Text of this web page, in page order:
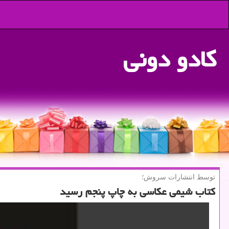
كادو دونی
توسط انتشارات سروش؛
كتاب شیمی عكاسی به چاپ پنجم رسید